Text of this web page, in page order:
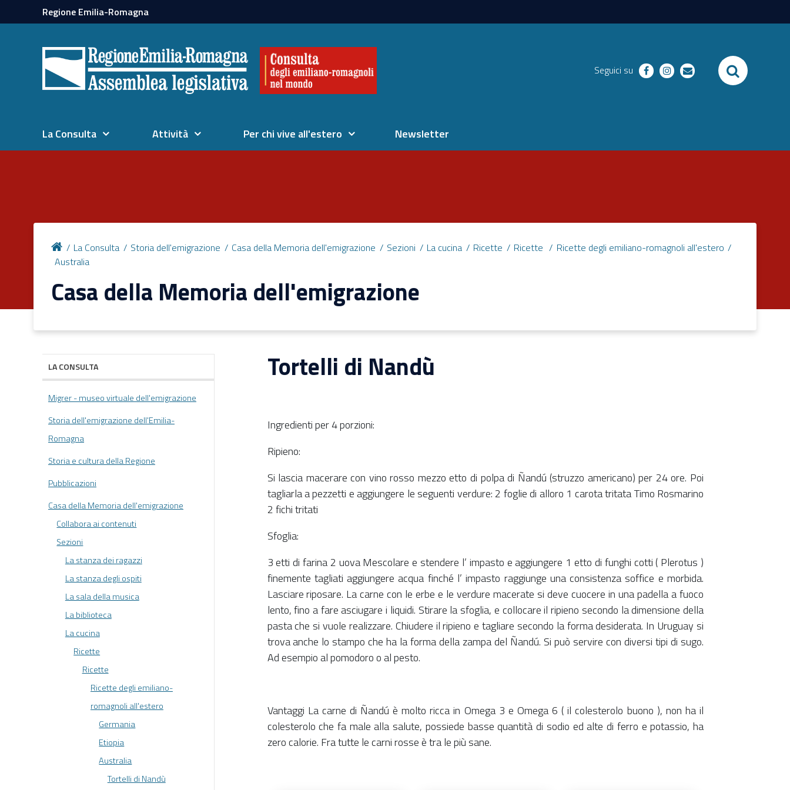
Regione Emilia-Romagna
Seguici su facebookinstagram
email SEARCH
La Consulta Attività Per chi vive all'estero Newsletter
La Consulta Storia dell'emigrazione Casa della Memoria dell'emigrazione Sezioni La cucina Ricette Ricette
Ricette degli emiliano-romagnoli all'estero
Australia
Casa della Memoria dell'emigrazione
Tortelli di Nandù
Ingredienti per 4 porzioni:
Ripieno:
Si lascia macerare con vino rosso mezzo etto di polpa di Ñandú (struzzo americano) per 24 ore. Poi
tagliarla a pezzetti e aggiungere le seguenti verdure: 2 foglie di alloro 1 carota tritata Timo Rosmarino
2 fichi tritati
Sfoglia:
3 etti di farina 2 uova Mescolare e stendere l’ impasto e aggiungere 1 etto di funghi cotti ( Plerotus )
finemente tagliati aggiungere acqua finché l’ impasto raggiunge una consistenza soffice e morbida.
Lasciare riposare. La carne con le erbe e le verdure macerate si deve cuocere in una padella a fuoco
lento, fino a fare asciugare i liquidi. Stirare la sfoglia, e collocare il ripieno secondo la dimensione della
pasta che si vuole realizzare. Chiudere il ripieno e tagliare secondo la forma desiderata. In Uruguay si
trova anche lo stampo che ha la forma della zampa del Ñandú. Si può servire con diversi tipi di sugo.
Ad esempio al pomodoro o al pesto.
Vantaggi La carne di Ñandú è molto ricca in Omega 3 e Omega 6 ( il colesterolo buono ), non ha il
colesterolo che fa male alla salute, possiede basse quantità di sodio ed alte di ferro e potassio, ha
zero calorie. Fra tutte le carni rosse è tra le più sane.
LA CONSULTA
Migrer - museo virtuale dell'emigrazione
Storia dell'emigrazione dell'Emilia-
Romagna
Storia e cultura della Regione
Pubblicazioni
Casa della Memoria dell'emigrazione
Collabora ai contenuti
Sezioni
La stanza dei ragazzi
La stanza degli ospiti
La sala della musica
La biblioteca
La cucina
Ricette
Ricette
Ricette degli emiliano-
romagnoli all'estero
Germania
Etiopia
Australia
Tortelli di Nandù